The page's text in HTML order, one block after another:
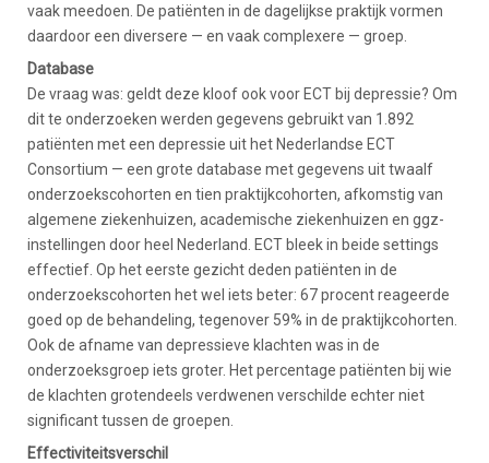
vaak meedoen. De patiënten in de dagelijkse praktijk vormen
daardoor een diversere — en vaak complexere — groep.
Database
De vraag was: geldt deze kloof ook voor ECT bij depressie? Om
dit te onderzoeken werden gegevens gebruikt van 1.892
patiënten met een depressie uit het Nederlandse ECT
Consortium — een grote database met gegevens uit twaalf
onderzoekscohorten en tien praktijkcohorten, afkomstig van
algemene ziekenhuizen, academische ziekenhuizen en ggz-
instellingen door heel Nederland. ECT bleek in beide settings
effectief. Op het eerste gezicht deden patiënten in de
onderzoekscohorten het wel iets beter: 67 procent reageerde
goed op de behandeling, tegenover 59% in de praktijkcohorten.
Ook de afname van depressieve klachten was in de
onderzoeksgroep iets groter. Het percentage patiënten bij wie
de klachten grotendeels verdwenen verschilde echter niet
significant tussen de groepen.
Effectiviteitsverschil